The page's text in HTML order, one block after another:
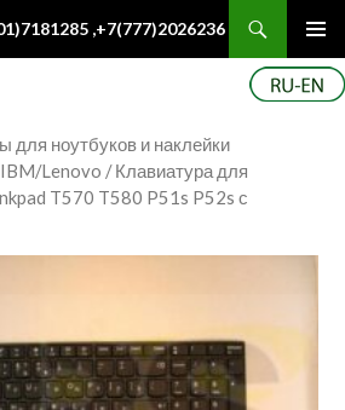
,+7(777)2026236
для ноутбуков и наклейки
Lenovo / Клавиатура для
T570 T580 P51s P52s с